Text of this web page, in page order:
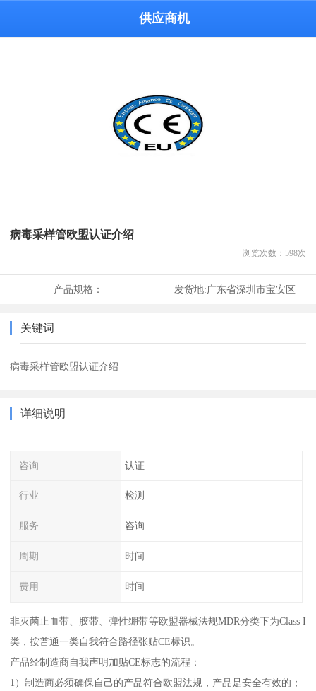
供应商机
病毒采样管欧盟认证介绍
浏览次数： 598次
产品规格： 发货地:广东省深圳市宝安区
关键词
病毒采样管欧盟认证介绍
详细说明
咨询 认证
行业 检测
服务 咨询
周期 时间
费用 时间
非灭菌止血带、胶带、弹性绷带等欧盟器械法规MDR分类下为Class I
类，按普通一类自我符合路径张贴CE标识。
产品经制造商自我声明加贴CE标志的流程：
1）制造商必须确保自己的产品符合欧盟法规，产品是安全有效的；